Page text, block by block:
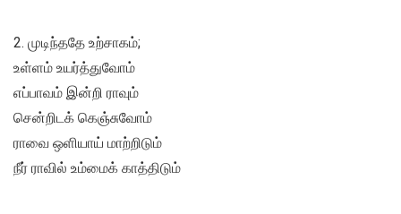
2. முடிந்ததே உற்சாகம்;
உள்ளம் உயர்த்துவோம்
எப்பாவம் இன்றி ராவும்
சென்றிடக் கெஞ்சுவோம்
ராவை ஒளியாய் மாற்றிடும்
நீர் ராவில் உம்மைக் காத்திடும்